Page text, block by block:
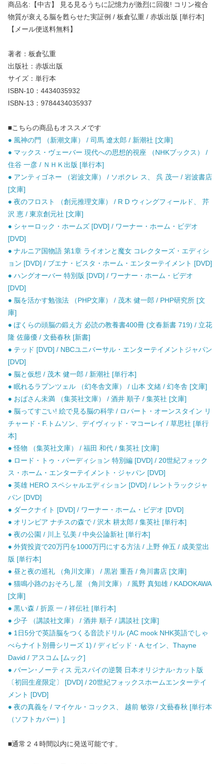
商品名:【中古】 見る見るうちに記憶力が激烈に回復! コリン複合
物質が衰える脳を甦らせた実証例 / 板倉弘重 / 赤坂出版 [単行本]
【メール便送料無料】
著者：板倉弘重
出版社：赤坂出版
サイズ：単行本
ISBN-10：4434035932
ISBN-13：9784434035937
■こちらの商品もオススメです
● 風神の門 （新潮文庫） / 司馬 遼太郎 / 新潮社 [文庫]
● マックス・ヴェーバー 現代への思想的視座 （NHKブックス） /
住谷 一彦 / ＮＨＫ出版 [単行本]
● アンティゴネー （岩波文庫） / ソポクレ ス、 呉 茂一 / 岩波書店
[文庫]
● 夜のフロスト （創元推理文庫） / R D ウィングフィールド、 芹
沢 恵 / 東京創元社 [文庫]
● シャーロック・ホームズ [DVD] / ワーナー・ホーム・ビデオ
[DVD]
● ナルニア国物語 第1章 ライオンと魔女 コレクターズ・エディシ
ョン [DVD] / ブエナ・ビスタ・ホーム・エンターテイメント [DVD]
● ハングオーバー 特別版 [DVD] / ワーナー・ホーム・ビデオ
[DVD]
● 脳を活かす勉強法 （PHP文庫） / 茂木 健一郎 / PHP研究所 [文
庫]
● ぼくらの頭脳の鍛え方 必読の教養書400冊 (文春新書 719) / 立花
隆 佐藤優 / 文藝春秋 [新書]
● テッド [DVD] / NBCユニバーサル・エンターテイメントジャパン
[DVD]
● 脳と仮想 / 茂木 健一郎 / 新潮社 [単行本]
● 眠れるラプンツェル （幻冬舎文庫） / 山本 文緒 / 幻冬舎 [文庫]
● おばさん未満 （集英社文庫） / 酒井 順子 / 集英社 [文庫]
● 脳ってすごい! 絵で見る脳の科学 / ロバート・オーンスタイン リ
チャード・F.トムソン、デイヴィッド・マコーレイ / 草思社 [単行
本]
● 怪物 （集英社文庫） / 福田 和代 / 集英社 [文庫]
● ロード・トゥ・パーディション 特別編 [DVD] / 20世紀フォック
ス・ホーム・エンターテイメント・ジャパン [DVD]
● 英雄 HERO スペシャルエディション [DVD] / レントラックジャ
パン [DVD]
● ダークナイト [DVD] / ワーナー・ホーム・ビデオ [DVD]
● オリンピア ナチスの森で / 沢木 耕太郎 / 集英社 [単行本]
● 夜の公園 / 川上 弘美 / 中央公論新社 [単行本]
● 外貨投資で20万円を1000万円にする方法 / 上野 伸五 / 成美堂出
版 [単行本]
● 昼と夜の巡礼 （角川文庫） / 黒岩 重吾 / 角川書店 [文庫]
● 猫鳴小路のおそろし屋 （角川文庫） / 風野 真知雄 / KADOKAWA
[文庫]
● 黒い森 / 折原 一 / 祥伝社 [単行本]
● 少子 （講談社文庫） / 酒井 順子 / 講談社 [文庫]
● 1日5分で英語脳をつくる音読ドリル (AC mook NHK英語でしゃ
べらナイト別冊シリーズ 1) / ディビッド・A.セイン、Thayne
David / アスコム [ムック]
● バーン･ノーティス 元スパイの逆襲 日本オリジナル･カット版
〔初回生産限定〕 [DVD] / 20世紀フォックスホームエンターテイ
メント [DVD]
● 夜の真義を / マイケル・コックス、 越前 敏弥 / 文藝春秋 [単行本
（ソフトカバー）]
■通常２４時間以内に発送可能です。